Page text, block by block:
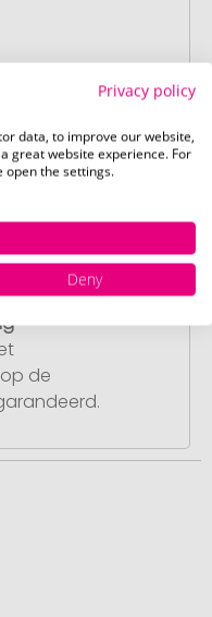
Zodra u
wij direct
de
Privacy policy
data, to improve our website,
great website experience. For
open the settings.
Deny